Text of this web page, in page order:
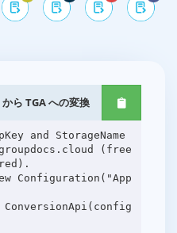
ら TGA への変換
and StorageName
(free
Configuration("App